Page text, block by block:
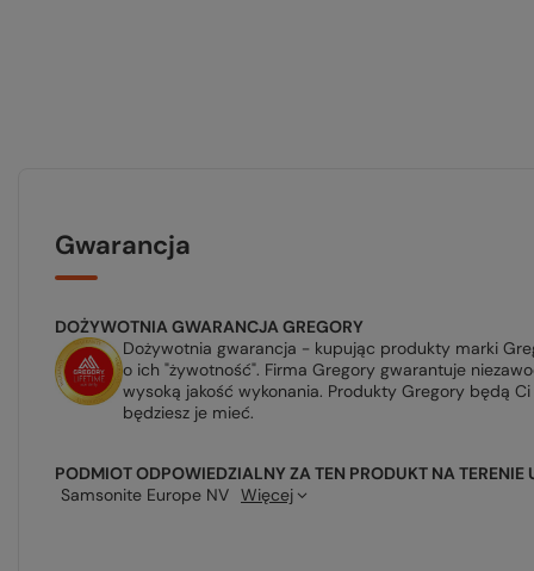
Gwarancja
DOŻYWOTNIA GWARANCJA GREGORY
Dożywotnia gwarancja - kupując produkty marki
o ich "żywotność". Firma Gregory gwarantuje
wysoką jakość wykonania. Produkty Gregory będą Ci
będziesz je mieć.
PODMIOT ODPOWIEDZIALNY ZA TEN PRODUKT NA TERENIE
Samsonite Europe NV Więcej